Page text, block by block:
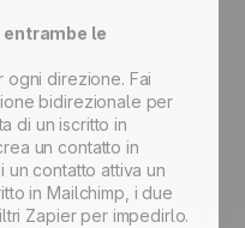
le
ogni direzione. Fai
bidirezionale per
di un iscritto in
un contatto in
un contatto attiva un
in Mailchimp, i due
Zapier per impedirlo.